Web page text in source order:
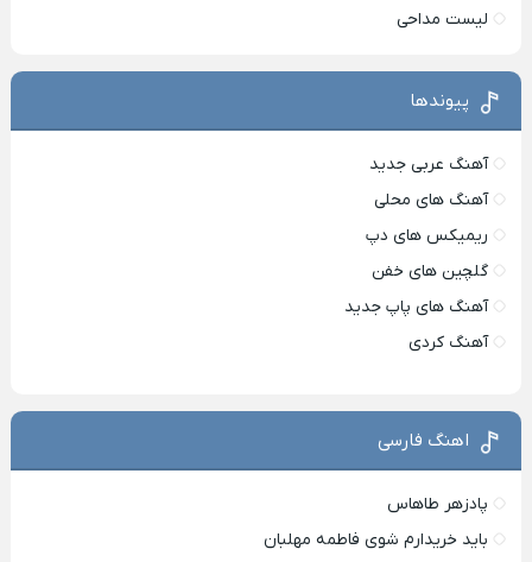
لیست مداحی
پیوندها
آهنگ عربی جدید
آهنگ های محلی
ریمیکس های دپ
گلچین های خفن
آهنگ های پاپ جدید
آهنگ کردی
اهنگ فارسی
پادزهر طاهاس
باید خریدارم شوی فاطمه مهلبان